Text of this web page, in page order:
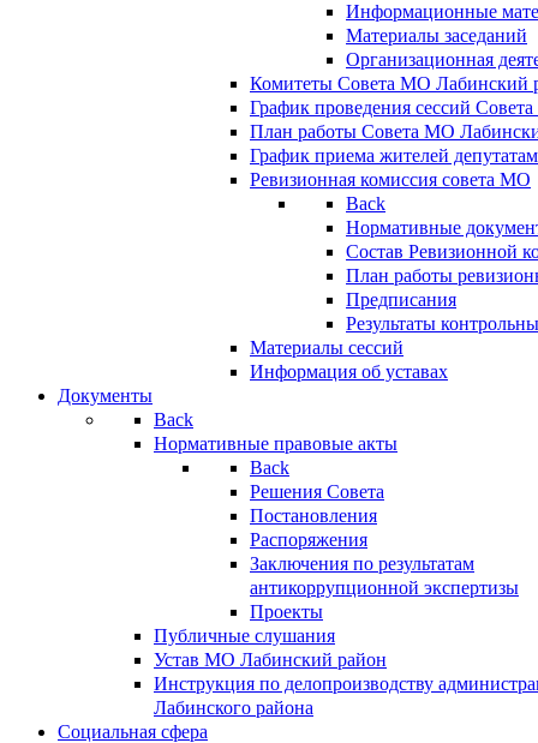
Информационные
Материалы заседаний
Организационная
Комитеты Совета МО Лабинский
График проведения сессий
План работы Совета МО
График приема жителей
Ревизионная комиссия совета МО
Back
Нормативные
Состав Ревизионной
План работы
Предписания
Результаты
Материалы сессий
Информация об уставах
Документы
Back
Нормативные правовые акты
Back
Решения Совета
Постановления
Распоряжения
Заключения по результатам
антикоррупционной экспертизы
Проекты
Публичные слушания
Устав МО Лабинский район
Инструкция по делопроизводству
Лабинского района
Социальная сфера